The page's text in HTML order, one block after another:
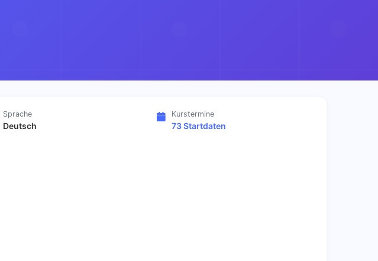
Sprache
Deutsch
Kurstermine
73 Startdaten